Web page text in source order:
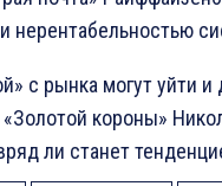
нерентабельностью
с рынка могут уйти и
«Золотой короны»
ли станет